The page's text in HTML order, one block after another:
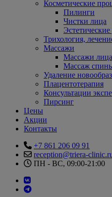
Косметические
Пилинги
Чистки лица
Трихология,
Массажи
Массажи лица
Массаж
Удаление
Плацентотерапия
Консультации
Пирсинг
Цены
Акции
Контакты
+7 861 206 09 91
reception@triera-
ПН - ВС, 09:00-21:00